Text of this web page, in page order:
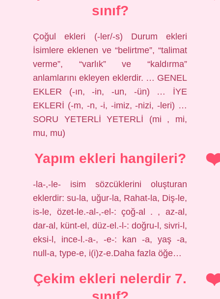
sınıf?
Çoğul ekleri (-ler/-s) Durum ekleri
İsimlere eklenen ve “belirtme”, “talimat
verme”, “varlık” ve “kaldırma”
anlamlarını ekleyen eklerdir. … GENEL
EKLER (-ın, -in, -un, -ün) … İYE
EKLERİ (-m, -n, -i, -imiz, -nizi, -leri) …
SORU YETERLİ YETERLİ (mi , mi,
mu, mu)
Yapım ekleri hangileri?
-la-,-le- isim sözcüklerini oluşturan
eklerdir: su-la, uğur-la, Rahat-la, Diş-le,
is-le, özet-le.-al-,-el-: çoğ-al . , az-al,
dar-al, künt-el, düz-el.-l-: doğru-l, sivri-l,
eksi-l, ince-l.-a-, -e-: kan -a, yaş -a,
null-a, type-e, i(i)z-e.Daha fazla öğe…
Çekim ekleri nelerdir 7.